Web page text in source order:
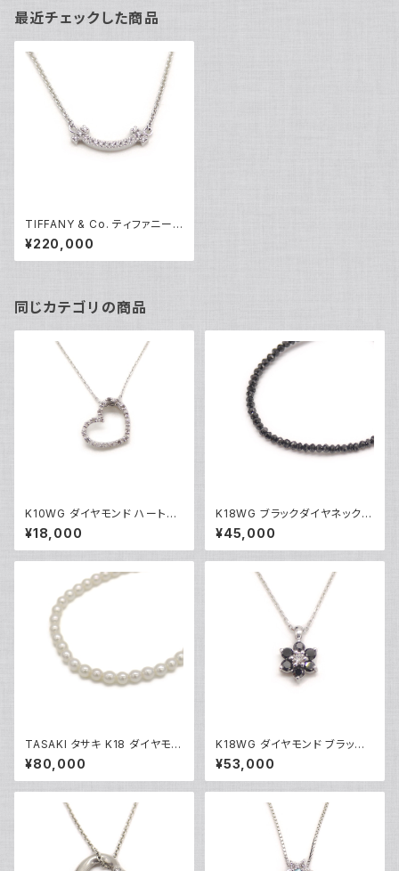
最近チェックした商品
TIFFANY & Co. ティファニー
Tスマイル ペンダント ミニ ダイ
ヤモンド ネックレス 18金 ホワ
イトゴールド Y05174
¥220,000
同じカテゴリの商品
K10WG ダイヤモンド ハートペ
ンダント ネックレス 10金 ホワ
イトゴールド アズキチェーン Y0
4907
¥18,000
K18WG ブラックダイヤネックレ
ス 18金 ホワイトゴールド Y051
01
¥45,000
TASAKI タサキ K18 ダイヤモン
ド パールネックレス 18金 Y05
014
¥80,000
K18WG ダイヤモンド ブラック
ダイヤ フラワーデザイン ペンダ
ント ネックレス 18金 ホワイトゴ
ールド アズキチェーン Y05103
¥53,000